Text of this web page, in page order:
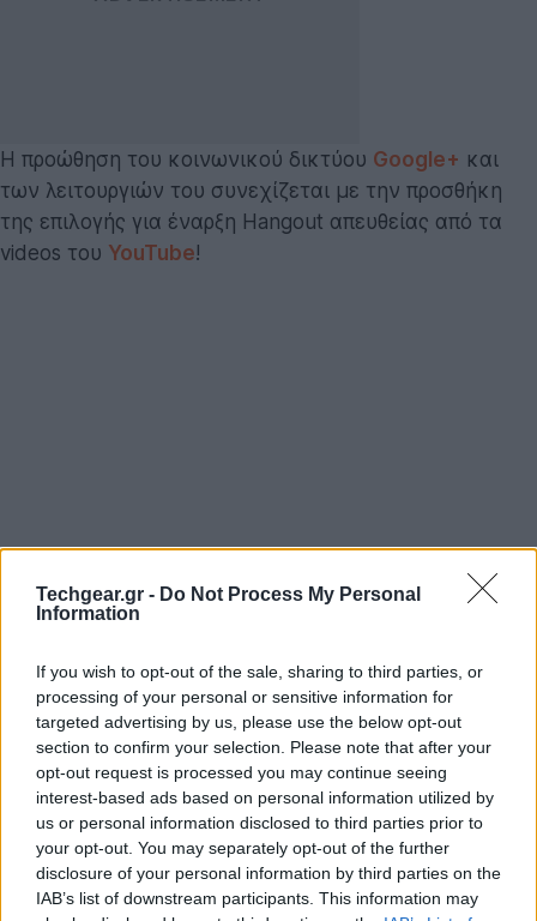
Techgear.gr - Do Not Process My Personal
Information
If you wish to opt-out of the sale, sharing to third parties, or
processing of your personal or sensitive information for
targeted advertising by us, please use the below opt-out
section to confirm your selection. Please note that after your
opt-out request is processed you may continue seeing
interest-based ads based on personal information utilized by
us or personal information disclosed to third parties prior to
your opt-out. You may separately opt-out of the further
disclosure of your personal information by third parties on the
IAB’s list of downstream participants. This information may
Η προώθηση του κοινωνικού δικτύου Google+ και
των λειτουργιών του συνεχίζεται με την προσθήκη
της επιλογής για έναρξη Hangout απευθείας από τα
videos του YouTube!